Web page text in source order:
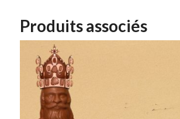
Produits associés